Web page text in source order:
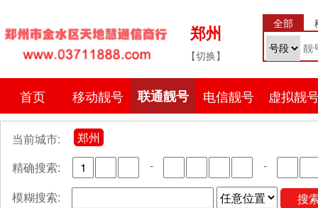
郑州
【切换】
全部
首页 移动靓号 联通靓号 电信靓号 虚拟靓
当前城市:
郑州
精确搜索:
-
-
模糊搜索:
搜